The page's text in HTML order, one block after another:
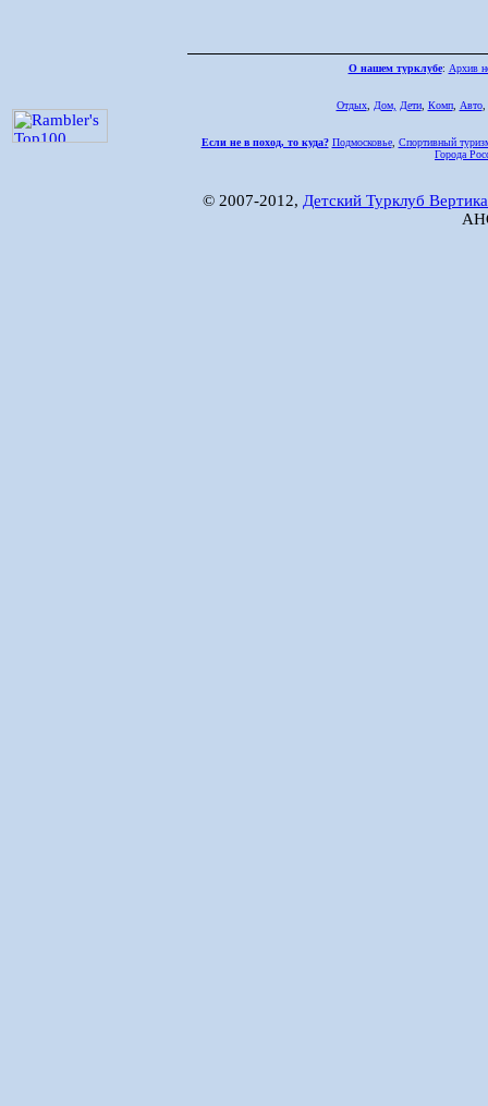
О нашем турклубе: Архив
Отдых, Дом, Дети, Комп, Авто,
Если не в поход, то куда? Подмосковье, Спортивный
Города
© 2007-2012, Детский Турклуб